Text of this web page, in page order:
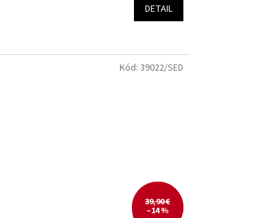
DETAIL
39,90 €
–14 %
Kód: 39022/SED